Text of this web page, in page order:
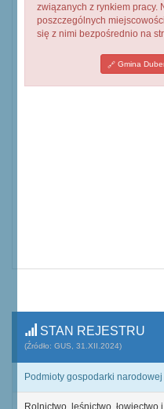
związanych z rynkiem pracy.
poszczególnych
się z nimi bezpośrednio na
Gmina
STAN REJESTRU
(Źródło: GUS, 31.XII.2024)
Podmioty gospodarki
Rolnictwo, leśnictwo, łowiectwo